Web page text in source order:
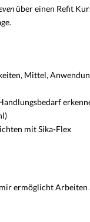
über einen Refit
Mittel,
mit Sika-Flex
ermöglicht Arbeiten